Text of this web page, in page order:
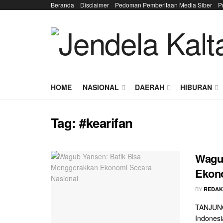
Beranda Disclaimer Pedoman Pemberitaan Media Siber
HOME NASIONAL DAERAH HIBURAN
Tag:#kearifan
BY